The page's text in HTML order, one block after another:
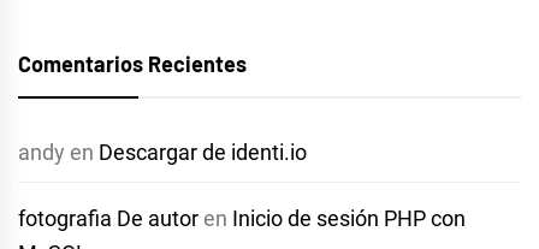
Comentarios Recientes
andy en Descargar de identi.io
fotografia De autor en Inicio de sesión PHP con